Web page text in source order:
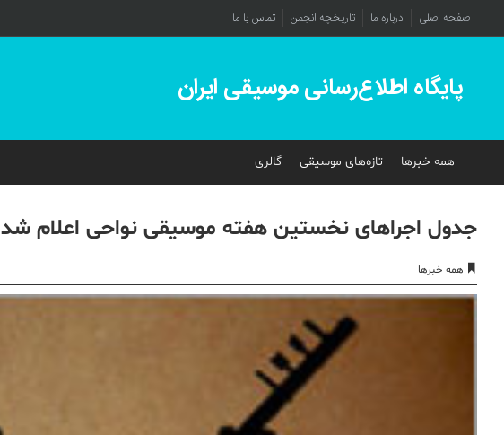
صفحه اصلی درباره ما تاریخچه انجمن تماس با ما
پایگاه اطلاع‌رسانی موسیقی ایران
همه خبرها تازه‌های موسیقی گالری
جدول اجراهای نخستین هفته موسیقی نواحی اعلام شد
همه خبرها